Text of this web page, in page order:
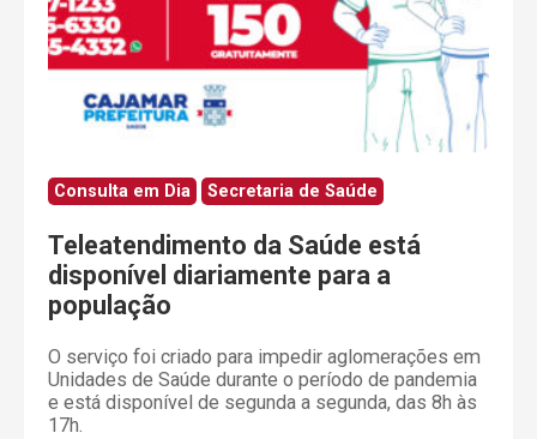
Consulta em Dia Secretaria de Saúde
Teleatendimento da Saúde está
disponível diariamente para a
população
O serviço foi criado para impedir aglomerações em
Unidades de Saúde durante o período de pandemia
e está disponível de segunda a segunda, das 8h às
17h.